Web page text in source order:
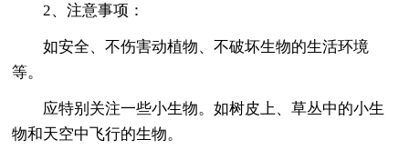
2、注意事项：
如安全、不伤害动植物、不破坏生物的生活环境
等。
应特别关注一些小生物。如树皮上、草丛中的小生
物和天空中飞行的生物。